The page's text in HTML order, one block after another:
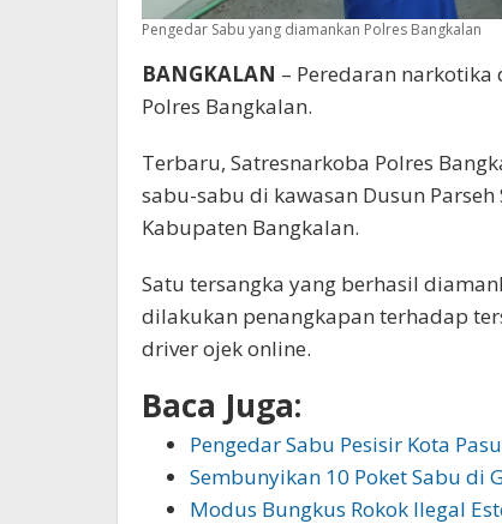
Pengedar Sabu yang diamankan Polres Bangkalan
BANGKALAN – Peredaran
Polres Bangkalan.
Terbaru, Satresnarkoba Polres
sabu-sabu di kawasan Dusun Parseh
Kabupaten Bangkalan.
Satu tersangka yang berhasil
dilakukan penangkapan terhadap
driver ojek online.
Baca Juga:
Pengedar Sabu Pesisir Kota
Sembunyikan 10 Poket Sabu di
Modus Bungkus Rokok Ilegal